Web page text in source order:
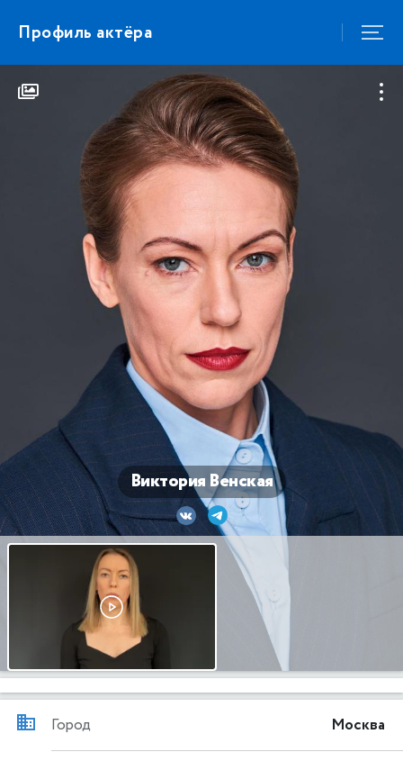
Профиль актёра
Виктория Венская
Город Москва